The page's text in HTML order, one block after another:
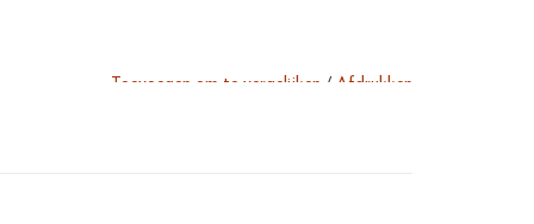
Toevoegen om te vergelijken / Afdrukken